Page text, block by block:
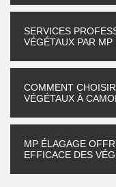
SERVICES
VÉGÉTAUX PAR
COMMENT
VÉGÉTAUX À
MP ÉLAGAGE
EFFICACE DES